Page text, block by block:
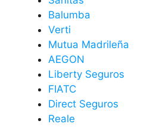
Balumba
Verti
Mutua Madrileña
AEGON
Liberty Seguros
FIATC
Direct Seguros
Reale